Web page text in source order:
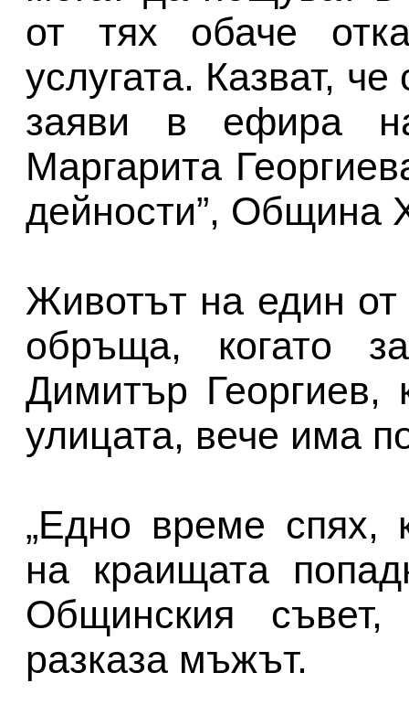
от тях обаче
услугата. Казват,
заяви в ефира
Маргарита
дейности”, Община
Животът на един
обръща, когато
Димитър Георгиев,
улицата, вече има
„Едно време спях,
на краищата
Общинския
разказа мъжът.